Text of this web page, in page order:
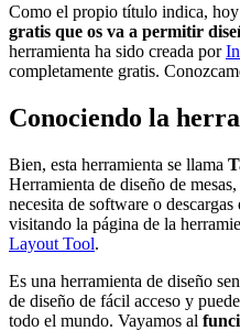
Como el propio título indica, hoy
gratis que os va a permitir
herramienta ha sido creada por
completamente gratis.
Conociendo la
Bien, esta herramienta se llama
Herramienta de diseño de
necesita de software o
visitando la página de la
Layout Tool.
Es una herramienta de diseño
de diseño de fácil acceso y
todo el mundo. Vayamos al